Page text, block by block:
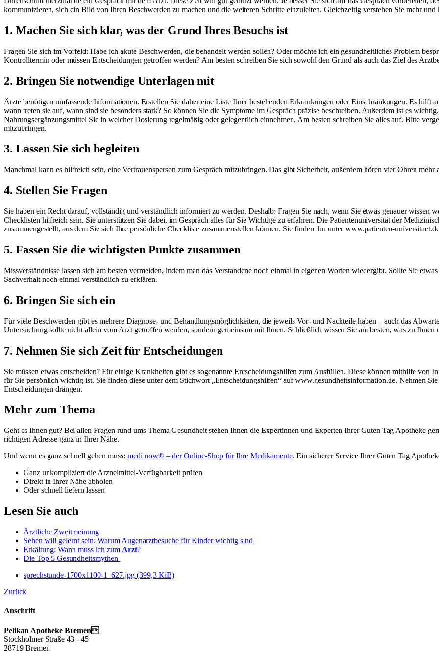
kommunizieren, sich ein Bild von Ihren Beschwerden zu machen und die weiteren Schritte einzuleiten. Gleichzeitig verstehen Sie mehr
1. Machen Sie sich klar, was der Grund Ihres Besuchs ist
Fragen Sie sich im Vorfeld: Habe ich akute Beschwerden, die behandelt werden sollen? Oder möchte ich ein gesundheitliches Problem
Kontrolltermin oder müssen Entscheidungen getroffen werden? Am besten schreiben Sie sich sowohl den Grund als auch das Ziel des
2. Bringen Sie notwendige Unterlagen mit
Ärzte benötigen umfassende Informationen. Erstellen Sie daher eine Liste Ihrer bestehenden Erkrankungen oder Einschränkungen. Es hilft
wann treten sie auf, wann sind sie besonders stark? So können Sie die Symptome im Gespräch präzise beschreiben. Außerdem ist es
Nahrungsergänzungsmittel Sie in welcher Dosierung regelmäßig oder gelegentlich einnehmen. Am besten schreiben Sie alles auf. Bitte
mitzubringen.
3. Lassen Sie sich begleiten
Manchmal kann es hilfreich sein, eine Vertrauensperson zum Gespräch mitzubringen. Das gibt Sicherheit, außerdem hören vier Ohren mehr
4. Stellen Sie Fragen
Sie haben ein Recht darauf, vollständig und verständlich informiert zu werden. Deshalb: Fragen Sie nach, wenn Sie etwas genauer wissen
Checklisten hilfreich sein. Sie unterstützen Sie dabei, im Gespräch alles für Sie Wichtige zu erfahren. Die Patientenuniversität der
zusammengestellt, aus dem Sie sich Ihre persönliche Checkliste zusammenstellen können. Sie finden ihn unter www.patienten-
5. Fassen Sie die wichtigsten Punkte zusammen
Missverständnisse lassen sich am besten vermeiden, indem man das Verstandene noch einmal in eigenen Worten wiedergibt. Sollte Sie
Sachverhalt noch einmal verständlich zu erklären.
6. Bringen Sie sich ein
Für viele Beschwerden gibt es mehrere Diagnose- und Behandlungsmöglichkeiten, die jeweils Vor- und Nachteile haben – auch das
Untersuchung sollte nicht allein vom Arzt getroffen werden, sondern gemeinsam mit Ihnen. Schließlich wissen Sie am besten, was zu Ihnen
7. Nehmen Sie sich Zeit für Entscheidungen
Sie müssen etwas entscheiden? Für einige Krankheiten gibt es sogenannte Entscheidungshilfen zum Ausfüllen. Diese können mithilfe von
für Sie persönlich wichtig ist. Sie finden diese unter dem Stichwort „Entscheidungshilfen“ auf www.gesundheitsinformation.de. Nehmen
Entscheidungen drängen.
Mehr zum Thema
Geht es Ihnen gut? Bei allen Fragen rund ums Thema Gesundheit stehen Ihnen die Expertinnen und Experten Ihrer Guten Tag Apotheke
richtigen Adresse ganz in Ihrer Nähe.
Und wenn es ganz schnell gehen muss: medi now® – der Online-Shop für Ihre Medikamente. Ein sicherer Service Ihrer Guten Tag
Ganz unkompliziert die Arzneimittel-Verfügbarkeit prüfen
Direkt in Ihrer Nähe abholen
Oder schnell liefern lassen
Lesen Sie auch
Ärztliche Zweitmeinung
Sehen will gelernt sein: Warum Augenarztbesuche für Kinder wichtig sind
Erkältung: Wann muss ich zum Arzt?
Die Top 5 Gesundheitsmythen
sprechstunde-1700x1100-1_627.jpg (399,3 KiB)
Zurück
Anschrift
Pelikan Apotheke Bremen
Stockholmer Straße 43 - 45
28719 Bremen